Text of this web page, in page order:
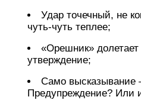
Удар точечный, не
чуть-чуть теплее;
«Орешник»
утверждение;
Само высказывание
Предупреждение? Или